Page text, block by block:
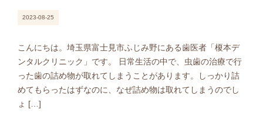
2023-08-25
こんにちは。埼玉県富士見市ふじみ野にある歯医者「榎本デ
ンタルクリニック」です。 日常生活の中で、虫歯の治療で行
った歯の詰め物が取れてしまうことがあります。しっかり詰
めてもらったはずなのに、なぜ詰め物は取れてしまうのでし
ょ […]